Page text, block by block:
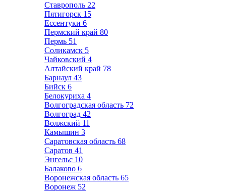
Ставрополь 22
Пятигорск 15
Ессентуки 6
Пермский край 80
Пермь 51
Соликамск 5
Чайковский 4
Алтайский край 78
Барнаул 43
Бийск 6
Белокуриха 4
Волгоградская область 72
Волгоград 42
Волжский 11
Камышин 3
Саратовская область 68
Саратов 41
Энгельс 10
Балаково 6
Воронежская область 65
Воронеж 52